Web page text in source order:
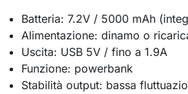
Batteria: 7.2V / 5000 mAh
Alimentazione: dinamo o
Uscita: USB 5V / fino a 1.9A
Funzione: powerbank
Stabilità output: bassa